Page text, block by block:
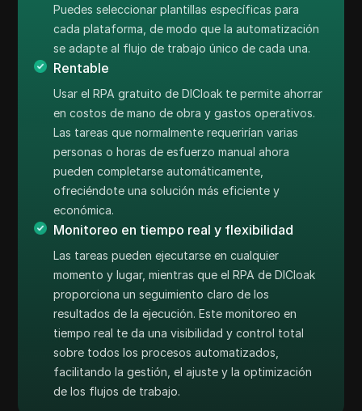
Puedes seleccionar plantillas específicas para
cada plataforma, de modo que la automatización
se adapte al flujo de trabajo único de cada una.
Rentable
Usar el RPA gratuito de DICloak te permite ahorrar
en costos de mano de obra y gastos operativos.
Las tareas que normalmente requerirían varias
personas o horas de esfuerzo manual ahora
pueden completarse automáticamente,
ofreciéndote una solución más eficiente y
económica.
Monitoreo en tiempo real y flexibilidad
Las tareas pueden ejecutarse en cualquier
momento y lugar, mientras que el RPA de DICloak
proporciona un seguimiento claro de los
resultados de la ejecución. Este monitoreo en
tiempo real te da una visibilidad y control total
sobre todos los procesos automatizados,
facilitando la gestión, el ajuste y la optimización
de los flujos de trabajo.